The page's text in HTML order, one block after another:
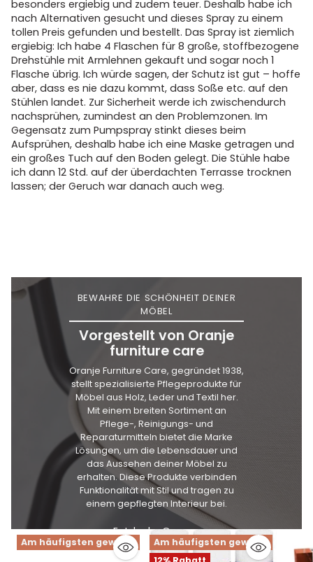
besonders ergiebig und zudem teuer. Deshalb habe ich
nach Alternativen gesucht und dieses Spray zu einem
tollen Preis gefunden und bestellt. Das Spray ist ziemlich
ergiebig: Ich habe 4 Flaschen für 8 große, stoffbezogene
Drehstühle mit Armlehnen gekauft und sogar noch 1
Flasche übrig. Ich würde sagen, der Schutz ist gut – hoffe
aber, dass es nie dazu kommt, dass Soße etc. auf den
Stühlen landet. Zur Sicherheit werde ich zwischendurch
nachsprühen, zumindest an den Problemzonen. Im
Gegensatz zum Pumpspray stinkt dieses beim
Aufsprühen, deshalb habe ich eine Maske getragen und
ein großes Tuch auf den Boden gelegt. Die Stühle habe
ich dann 12 Std. auf der überdachten Terrasse trocknen
lassen; der Geruch war danach auch weg.
BEWAHRE DIE SCHÖNHEIT DEINER
MÖBEL
Vorgestellt von Oranje
furniture care
Oranje Furniture Care, gegründet 1938,
stellt spezialisierte Pflegeprodukte für
Möbel aus Holz, Leder und Textil her.
Mit einem breiten Sortiment an
Pflege-, Reinigungs- und
Reparaturmitteln bietet die Marke
Lösungen, um die Lebensdauer und
das Aussehen deiner Möbel zu
erhalten. Diese Produkte verbinden
Funktionalität mit Stil und tragen zu
einem gepflegten Interieur bei.
Entdecke Orange
Am häufigsten gewählt
Am häufigsten gewählt